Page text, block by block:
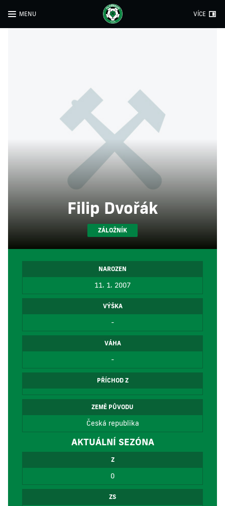
MENU VÍCE
Filip Dvořák
ZÁLOŽNÍK
NAROZEN
11. 1. 2007
VÝŠKA
-
VÁHA
-
PŘÍCHOD Z
ZEMĚ PŮVODU
Česká republika
AKTUÁLNÍ SEZÓNA
Z
0
ZS